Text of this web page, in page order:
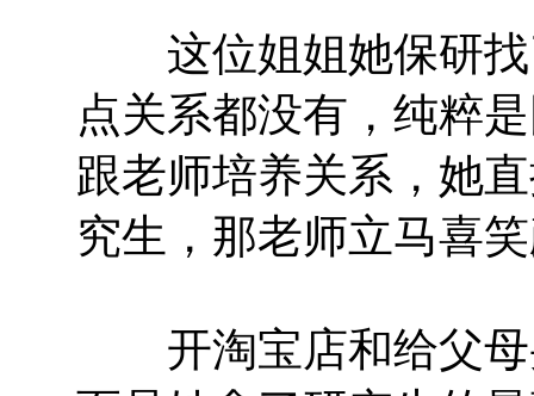
这位姐姐她保研找
点关系都没有，纯粹
跟老师培养关系，她
究生，那老师立马喜
开淘宝店和给父母